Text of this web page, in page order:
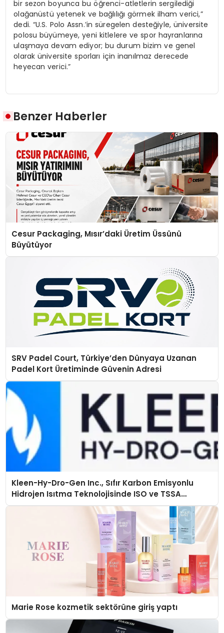
bir sezon boyunca bu öğrenci-atletlerin sergilediği
olağanüstü yetenek ve bağlılığı görmek ilham verici,”
dedi. “U.S. Polo Assn.’in süregelen desteğiyle, üniversite
polosu büyümeye, yeni kitlelere ve spor hayranlarına
ulaşmaya devam ediyor; bu durum bizim ve genel
olarak üniversite sporları için inanılmaz derecede
heyecan verici.”
Benzer Haberler
Cesur Packaging, Mısır’daki Üretim Üssünü
Büyütüyor
SRV Padel Court, Türkiye’den Dünyaya Uzanan
Padel Kort Üretiminde Güvenin Adresi
Kleen-Hy-Dro-Gen Inc., Sıfır Karbon Emisyonlu
Hidrojen Isıtma Teknolojisinde ISO ve TSSA
Düzenleyici Onaylarını Aldı
Marie Rose kozmetik sektörüne giriş yaptı